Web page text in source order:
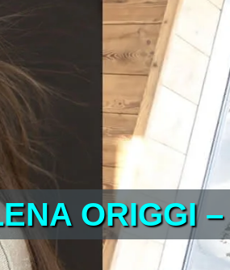
ORIGGI